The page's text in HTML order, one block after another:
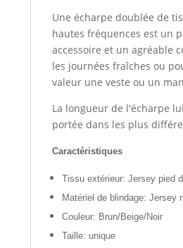
Une écharpe doublée de
hautes fréquences est un
accessoire et un agréable
les journées fraîches ou
valeur une veste ou un
La longueur de l'écharpe
portée dans les plus
Caractéristiques
Tissu extérieur: Jersey pied
Matériel de blindage: Jersey
Couleur: Brun/Beige/Noir
Taille: unique